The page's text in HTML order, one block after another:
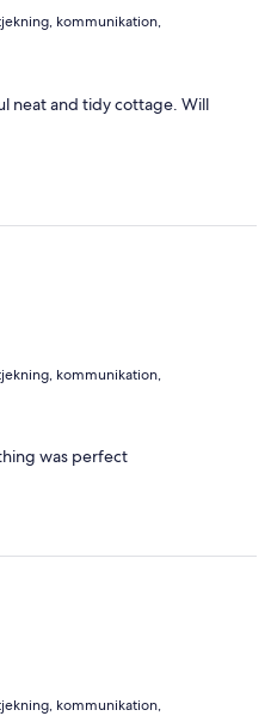
kommunikation,
neat and tidy cottage. Will
kommunikation,
was perfect
kommunikation,